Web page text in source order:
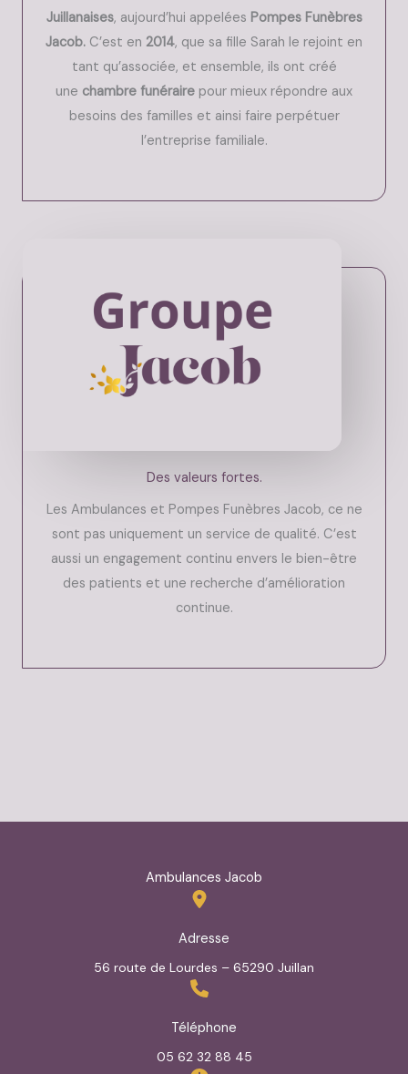
Juillanaises, aujourd’hui appelées Pompes Funèbres
Jacob. C’est en 2014, que sa fille Sarah le rejoint en
tant qu’associée, et ensemble, ils ont créé
une chambre funéraire pour mieux répondre aux
besoins des familles et ainsi faire perpétuer
l’entreprise familiale.
Des valeurs fortes.
Les Ambulances et Pompes Funèbres Jacob, ce ne
sont pas uniquement un service de qualité. C’est
aussi un engagement continu envers le bien-être
des patients et une recherche d’amélioration
continue.
Ambulances Jacob
Adresse
56 route de Lourdes – 65290 Juillan
Téléphone
05 62 32 88 45